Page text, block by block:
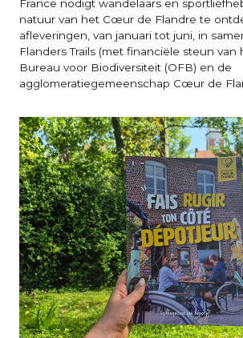
France nodigt wandelaars en
natuur van het Cœur de Flandre te
afleveringen, van januari tot juni, in
Flanders Trails (met financiële steun van
Bureau voor Biodiversiteit (OFB) en de
agglomeratiegemeenschap Cœur de